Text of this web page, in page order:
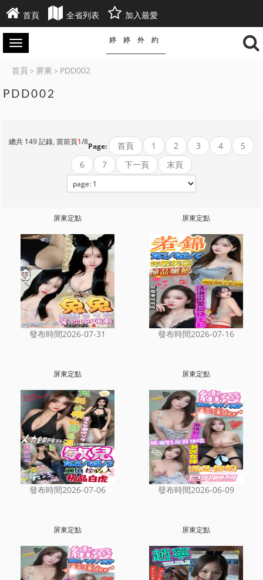
首頁 全省列表 加入最愛
婷婷外約
首頁> 屏東 > PDD002
PDD002
Page:
總共 149 記錄, 當前頁1/8 首頁 1 2 3 4
5
6
7 下一頁 末頁
屏東定點
發布時間2026-07-31
屏東定點
發布時間2026-07-16
屏東定點
發布時間2026-07-06
屏東定點
發布時間2026-06-09
屏東定點 屏東定點